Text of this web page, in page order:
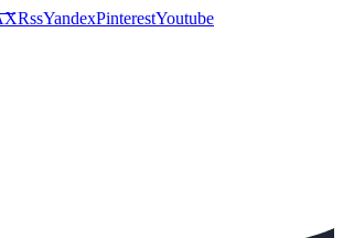
RssYandexPinterestYoutube